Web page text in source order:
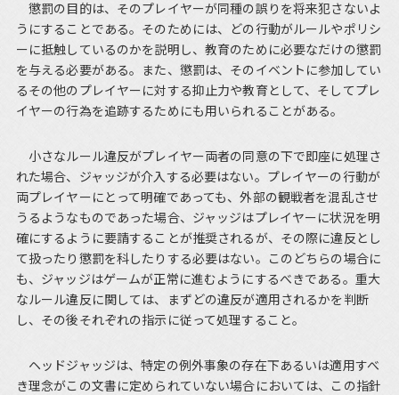
懲罰の目的は、そのプレイヤーが同種の誤りを将来犯さないよ
うにすることである。そのためには、どの行動がルールやポリシ
ーに抵触しているのかを説明し、教育のために必要なだけの懲罰
を与える必要がある。また、懲罰は、そのイベントに参加してい
るその他のプレイヤーに対する抑止力や教育として、そしてプレ
イヤーの行為を追跡するためにも用いられることがある。
小さなルール違反がプレイヤー両者の同意の下で即座に処理さ
れた場合、ジャッジが介入する必要はない。プレイヤーの行動が
両プレイヤーにとって明確であっても、外部の観戦者を混乱させ
うるようなものであった場合、ジャッジはプレイヤーに状況を明
確にするように要請することが推奨されるが、その際に違反とし
て扱ったり懲罰を科したりする必要はない。このどちらの場合に
も、ジャッジはゲームが正常に進むようにするべきである。重大
なルール違反に関しては、まずどの違反が適用されるかを判断
し、その後それぞれの指示に従って処理すること。
ヘッドジャッジは、特定の例外事象の存在下あるいは適用すべ
き理念がこの文書に定められていない場合においては、この指針